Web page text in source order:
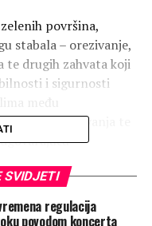
površina,
stabala – orezivanje,
te drugih zahvata koji
i sigurnosti
održavanja te
zone bit će
SVIDJETI
regulacija
povodom koncerta